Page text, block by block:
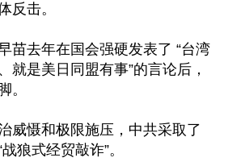
反击。
苗去年在国会强硬发表了 “台湾
就是美日同盟有事”的言论后，
。
威慑和极限施压，中共采取了
狼式经贸敲诈”。